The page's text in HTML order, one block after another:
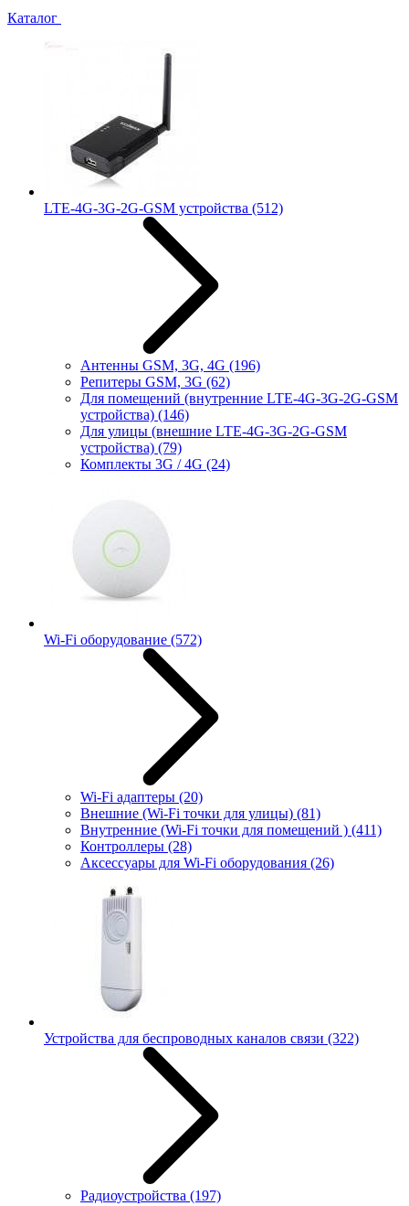
Каталог
LTE-4G-3G-2G-GSM устройства (512)
Антенны GSM, 3G, 4G (196)
Репитеры GSM, 3G (62)
Для помещений (внутренние LTE-4G-3G-2G-GSM
устройства) (146)
Для улицы (внешние LTE-4G-3G-2G-GSM
устройства) (79)
Комплекты 3G / 4G (24)
Wi-Fi оборудование (572)
Wi-Fi адаптеры (20)
Внешние (Wi-Fi точки для улицы) (81)
Внутренние (Wi-Fi точки для помещений ) (411)
Контроллеры (28)
Аксессуары для Wi-Fi оборудования (26)
Устройства для беспроводных каналов связи (322)
Радиоустройства (197)